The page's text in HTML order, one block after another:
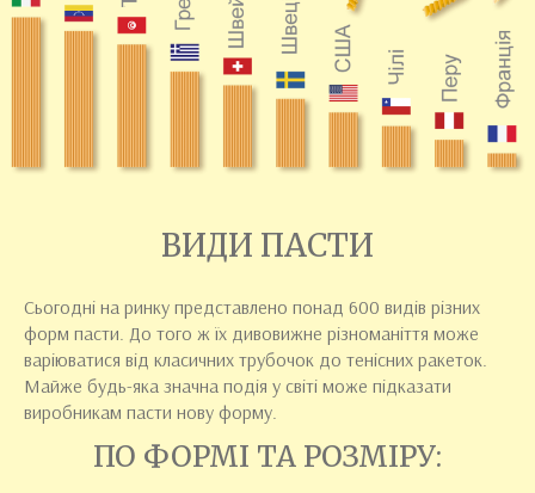
ВИДИ ПАСТИ
Сьогодні на ринку представлено понад 600 видів різних
форм пасти. До того ж їх дивовижне різноманіття може
варіюватися від класичних трубочок до тенісних ракеток.
Майже будь-яка значна подія у світі може підказати
виробникам пасти нову форму.
ПО ФОРМІ ТА РОЗМІРУ: